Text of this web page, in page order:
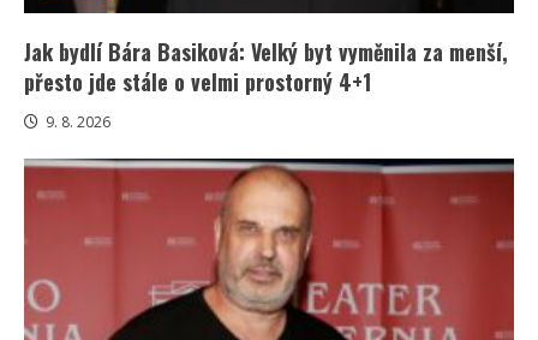
Jak bydlí Bára Basiková: Velký byt vyměnila za menší,
přesto jde stále o velmi prostorný 4+1
9. 8. 2026